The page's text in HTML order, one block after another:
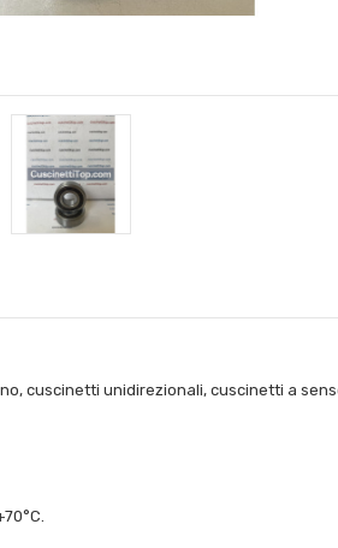
cuscinetti unidirezionali, cuscinetti a